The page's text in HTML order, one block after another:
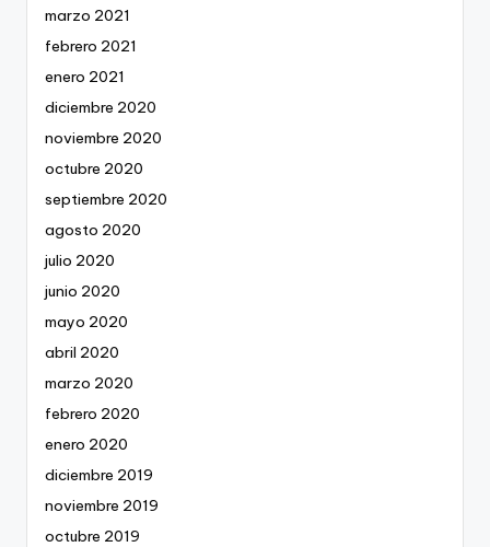
marzo 2021
febrero 2021
enero 2021
diciembre 2020
noviembre 2020
octubre 2020
septiembre 2020
agosto 2020
julio 2020
junio 2020
mayo 2020
abril 2020
marzo 2020
febrero 2020
enero 2020
diciembre 2019
noviembre 2019
octubre 2019